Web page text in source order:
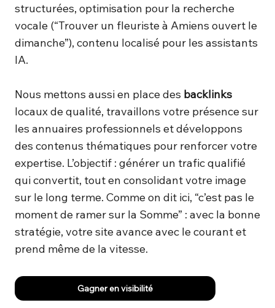
structurées, optimisation pour la recherche
vocale (“Trouver un fleuriste à Amiens ouvert le
dimanche”), contenu localisé pour les assistants
IA.
Nous mettons aussi en place des backlinks
locaux de qualité, travaillons votre présence sur
les annuaires professionnels et développons
des contenus thématiques pour renforcer votre
expertise. L’objectif : générer un trafic qualifié
qui convertit, tout en consolidant votre image
sur le long terme. Comme on dit ici, “c’est pas le
moment de ramer sur la Somme” : avec la bonne
stratégie, votre site avance avec le courant et
prend même de la vitesse.
Gagner en visibilité